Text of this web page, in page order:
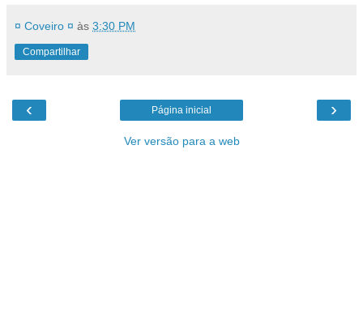
¤ Coveiro ¤ às 3:30 PM
Compartilhar
‹ ›
Página inicial
Ver versão para a web